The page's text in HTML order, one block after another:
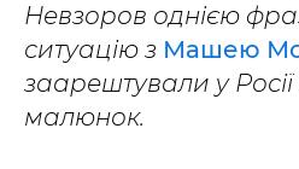
Невзоров однією
ситуацію з Машею
заарештували у
малюнок.